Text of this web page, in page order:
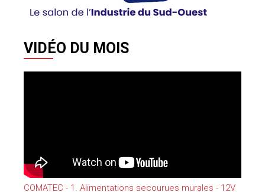
VIDÉO DU MOIS
COMATEC - 1. Alimentations secourues murales - 12V